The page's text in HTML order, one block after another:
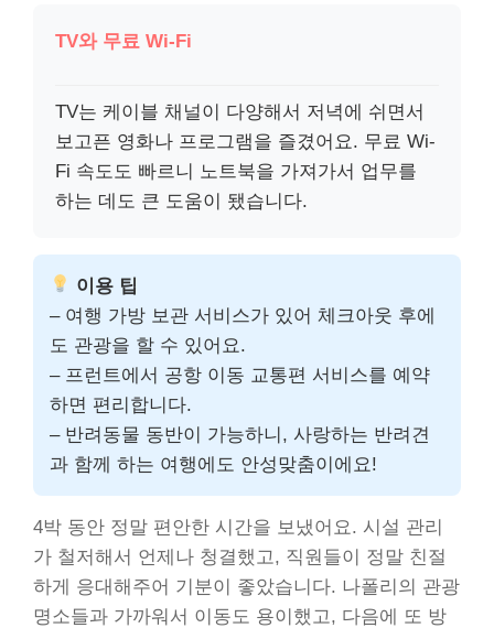
TV와 무료 Wi-Fi
TV는 케이블 채널이 다양해서 저녁에 쉬면서
보고픈 영화나 프로그램을 즐겼어요. 무료 Wi-
Fi 속도도 빠르니 노트북을 가져가서 업무를
하는 데도 큰 도움이 됐습니다.
이용 팁
– 여행 가방 보관 서비스가 있어 체크아웃 후에
도 관광을 할 수 있어요.
– 프런트에서 공항 이동 교통편 서비스를 예약
하면 편리합니다.
– 반려동물 동반이 가능하니, 사랑하는 반려견
과 함께 하는 여행에도 안성맞춤이에요!
4박 동안 정말 편안한 시간을 보냈어요. 시설 관리
가 철저해서 언제나 청결했고, 직원들이 정말 친절
하게 응대해주어 기분이 좋았습니다. 나폴리의 관광
명소들과 가까워서 이동도 용이했고, 다음에 또 방